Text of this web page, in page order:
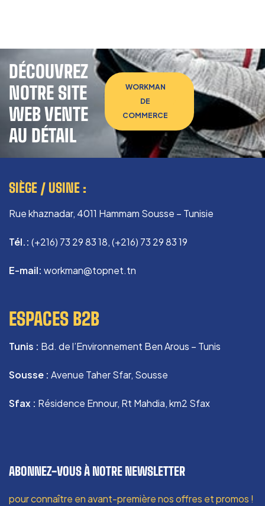
DÉCOUVREZ
NOTRE SITE
WEB VENTE
AU DÉTAIL
WORKMAN
DE
COMMERCE
SIÈGE / USINE :
Rue khaznadar, 4011 Hammam Sousse – Tunisie
Tél.: (+216) 73 29 83 18, (+216) 73 29 83 19
E-mail: workman@topnet.tn
ESPACES B2B
Tunis : Bd. de l’Environnement Ben Arous – Tunis
Sousse : Avenue Taher Sfar, Sousse
Sfax : Résidence Ennour, Rt Mahdia, km2 Sfax
ABONNEZ-VOUS À NOTRE NEWSLETTER
pour connaître en avant-première nos offres et promos !